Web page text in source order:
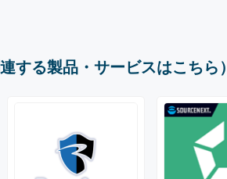
する製品・サービスはこちら）